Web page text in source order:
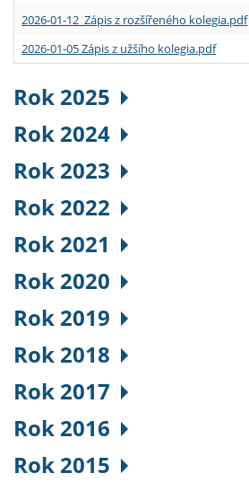
2026-01-12 Zápis z rozšířeného kolegia.pdf
2026-01-05 Zápis z užšího kolegia.pdf
Rok 2025
Rok 2024
Rok 2023
Rok 2022
Rok 2021
Rok 2020
Rok 2019
Rok 2018
Rok 2017
Rok 2016
Rok 2015